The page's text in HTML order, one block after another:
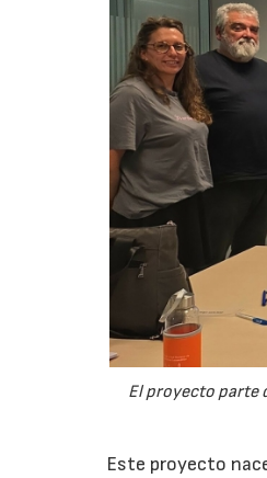
El proyecto parte
Este proyecto